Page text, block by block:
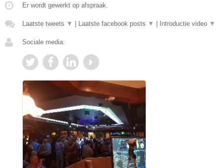
Er wordt gewerkt op afspraak.
Laatste tweets ▼ Laatste facebook posts ▼ Introductie video ▼
Sociale media: